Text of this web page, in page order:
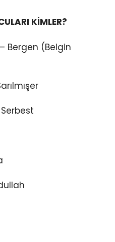
KİMLER?
Bergen (Belgin